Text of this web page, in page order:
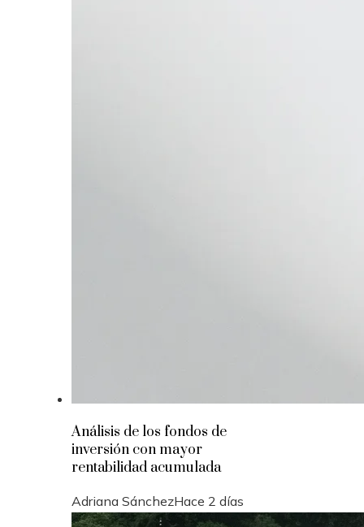
Análisis de los fondos de
inversión con mayor
rentabilidad acumulada
Adriana SánchezHace 2 días